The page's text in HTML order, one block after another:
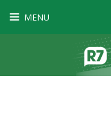
MENU